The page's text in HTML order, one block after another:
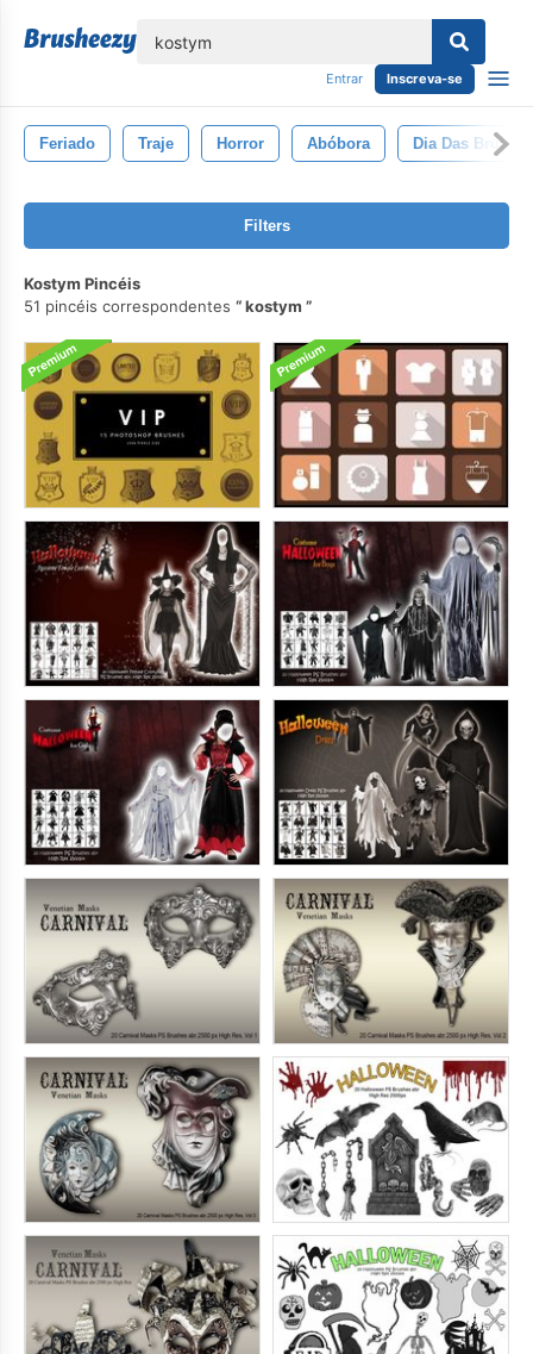
Entrar Inscreva-se
Feriado Traje Horror Abóbora Dia Das Bruxas
Filters
Kostym Pincéis
51 pincéis correspondentes
kostym